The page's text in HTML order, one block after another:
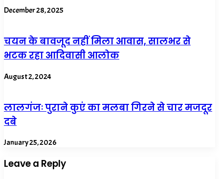
December 28, 2025
चयन के बावजूद नहीं मिला आवास, सालभर से
भटक रहा आदिवासी आलोक
August 2, 2024
लालगंजः पुराने कुएं का मलबा गिरने से चार मजदूर
दबे
January 25, 2026
Leave a Reply